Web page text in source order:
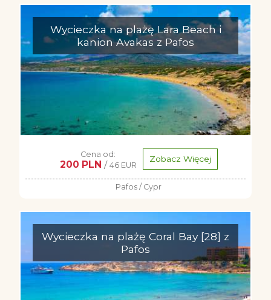
Wycieczka na plażę Lara Beach i
kanion Avakas z Pafos
Cena od:
200 PLN / 46 EUR
Zobacz Więcej
Pafos / Cypr
Wycieczka na plażę Coral Bay [28] z
Pafos